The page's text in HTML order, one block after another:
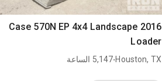
2016 Case 570N EP 4x4 Landscape
Loader
Houston, TX
.5,147 الساعة